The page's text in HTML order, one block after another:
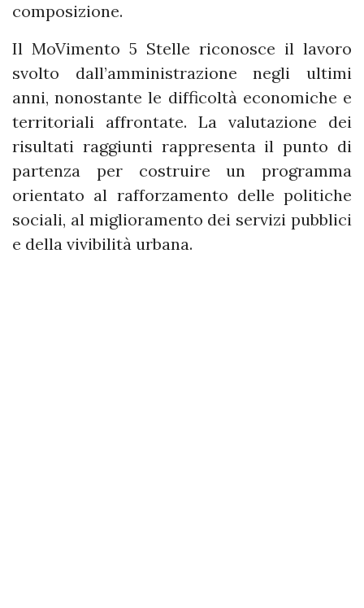
composizione.
Il MoVimento 5 Stelle riconosce il lavoro
svolto dall’amministrazione negli ultimi
anni, nonostante le difficoltà economiche e
territoriali affrontate. La valutazione dei
risultati raggiunti rappresenta il punto di
partenza per costruire un programma
orientato al rafforzamento delle politiche
sociali, al miglioramento dei servizi pubblici
e della vivibilità urbana.